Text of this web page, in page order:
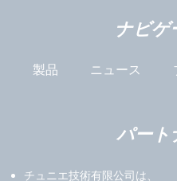
ナビゲ
製品 ニュース
パート
チュニエ技術有限公司は、